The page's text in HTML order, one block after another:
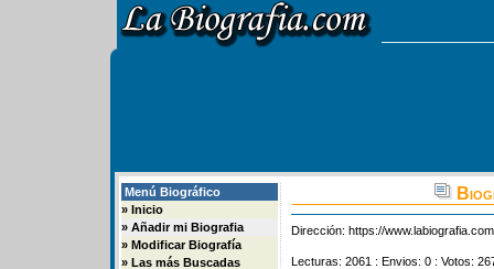
Menú Biográfico
» Inicio
» Añadir mi Biografia
» Modificar Biografía
» Las más Buscadas
Dirección: https://
Lecturas: 2061 : Envios: 0 : Votos: